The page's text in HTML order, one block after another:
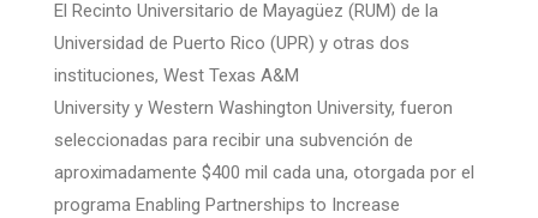
El Recinto Universitario de Mayagüez (RUM) de la
Universidad de Puerto Rico (UPR) y otras dos
instituciones, West Texas A&M
University y Western Washington University, fueron
seleccionadas para recibir una subvención de
aproximadamente $400 mil cada una, otorgada por el
programa Enabling Partnerships to Increase